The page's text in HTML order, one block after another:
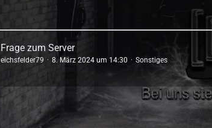
Frage zum Server
eichsfelder79 8. März 2024 um 14:30 Sonstiges